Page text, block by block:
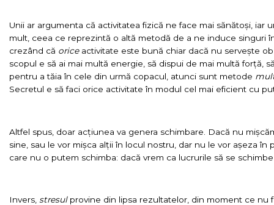
Unii ar argumenta că activitatea fizică ne face mai sănătoși, iar
mult, ceea ce reprezintă o altă metodă de a ne induce singuri
crezând că oriceactivitate este bună chiar dacă nu servește
scopul e să ai mai multă energie, să dispui de mai multă forță,
pentru a tăia în cele din urmă copacul, atunci sunt metode
Secretul e să faci orice activitate în modul cel mai eficient cu
Altfel spus, doar acțiunea va genera schimbare. Dacă nu
sine, sau le vor mișca alții în locul nostru, dar nu le vor așeza
care nu o putem schimba: dacă vrem ca lucrurile să se
Invers, stresulprovine din lipsa rezultatelor, din moment ce nu